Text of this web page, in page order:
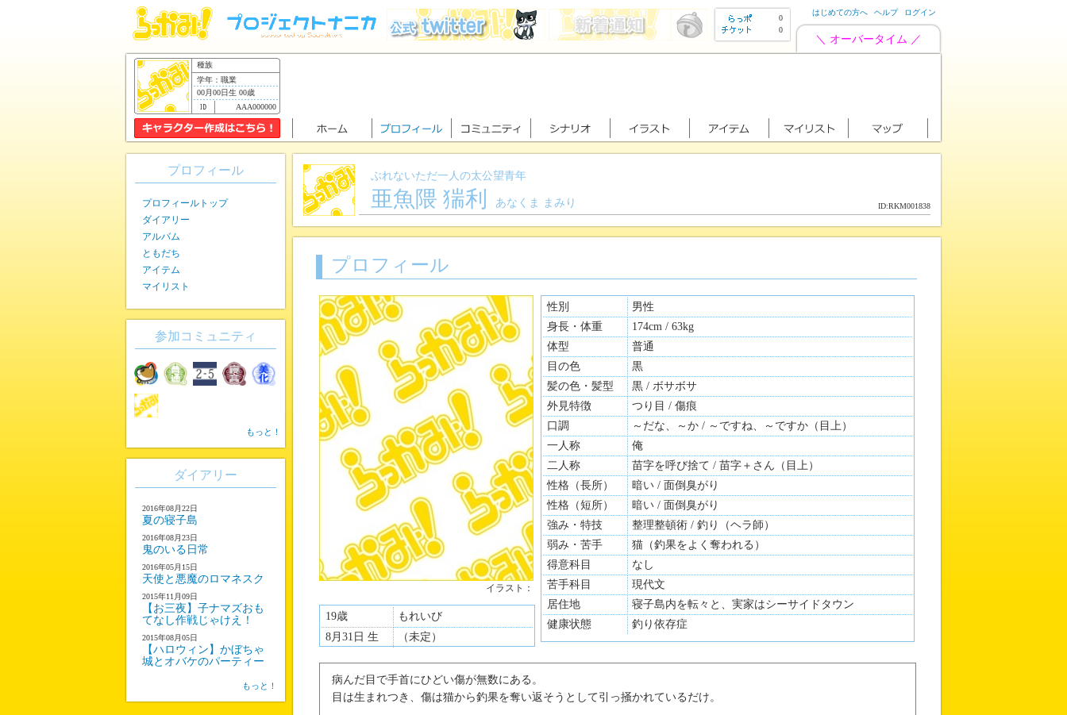
0
0
はじめての方へ ヘルプ ログイン
＼ オーバータイム ／
種族
学年：職業
00月00日生 00歳
AAA000000
ぶれないただ一人の太公望青年
亜魚隈 猯利 あなくま まみり ID:RKM001838
プロフィール
イラスト：
19歳
もれいび
8月31日 生
（未定）
性別
男性
身長・体重
174cm / 63kg
体型
普通
目の色
黒
髪の色・髪型
黒 / ボサボサ
外見特徴
つり目 / 傷痕
口調
～だな、～か / ～ですね、～ですか（目上）
一人称
俺
二人称
苗字を呼び捨て / 苗字＋さん（目上）
性格（長所）
暗い / 面倒臭がり
性格（短所）
暗い / 面倒臭がり
強み・特技
整理整頓術 / 釣り（ヘラ師）
弱み・苦手
猫（釣果をよく奪われる）
得意科目
なし
苦手科目
現代文
居住地
寝子島内を転々と、実家はシーサイドタウン
健康状態
釣り依存症
病んだ目で手首にひどい傷が無数にある。
目は生まれつき、傷は猫から釣果を奪い返そうとして引っ掻かれているだけ。
プロフィール
プロフィールトップ
ダイアリー
アルバム
ともだち
アイテム
マイリスト
参加コミュニティ
もっと！
ダイアリー
2016年08月22日
夏の寝子島
2016年08月23日
鬼のいる日常
2016年05月15日
天使と悪魔のロマネスク
2015年11月09日
【お三夜】子ナマズおも
てなし作戦じゃけえ！
2015年08月05日
【ハロウィン】かぼちゃ
城とオバケのパーティー
もっと！